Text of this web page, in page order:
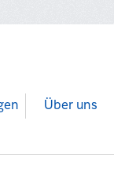
Über uns